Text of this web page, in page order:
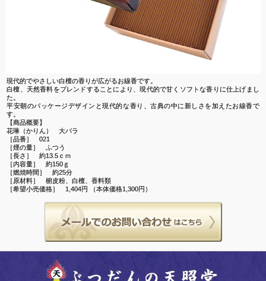
現代的でやさしい白檀の香りが広がるお線香です。
白檀、天然香料をブレンドすることにより、現代的で甘くソフトな香りに仕上げまし
た。
平安朝のパッケージデザインと現代的な香り、古典の中に新しさを加えたお線香で
す。
【商品概要】
花琳（かりん） 大バラ
［品番］021
［煙の量］ ふつう
［長さ］ 約13.5 ｃｍ
［内容量］ 約150 ｇ
［燃焼時間］ 約25分
［原材料］ 椨皮粉、白檀、香料類
［希望小売価格］ 1,404円 （本体価格1,300円）